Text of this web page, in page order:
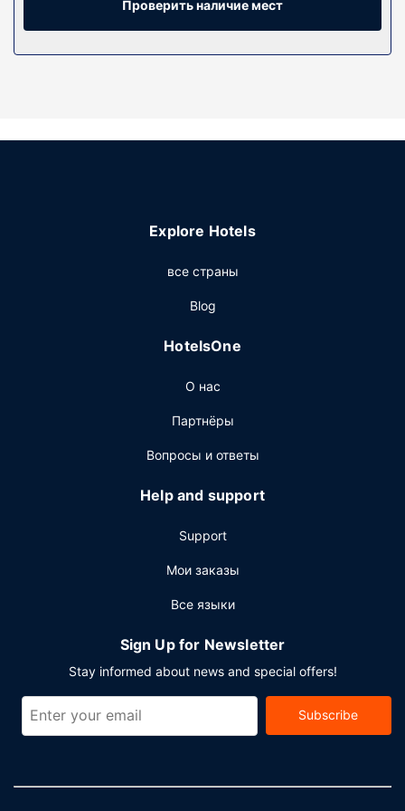
и беспроводной доступ в интернет позволяет всегда
телефон, с которого можно осуществлять бесплатные
отдыха и развлечений, такими как крытый бассейн,
дополнительные услуги и удобства: бесплатный
беспроводной доступ в интернет и магазины
ежедневно с 06:00 до 9:00.
Для удобства гостей предоставляется следующее:
круглосуточный бизнес-центр, ускоренная
регистрация при заезде и ускоренная регистрация при
отъезде. Если вы планируете деловое или
пространство площадью 73 кв. м, на котором
расположены помещение для конференций и
самостоятельная парковка.
Проверить наличие мест
Explore Hotels
все страны
Blog
HotelsOne
О нас
Партнёры
Вопросы и ответы
Help and support
Support
Мои заказы
Все языки
Sign Up for Newsletter
Stay informed about news and special offers!
Subscribe